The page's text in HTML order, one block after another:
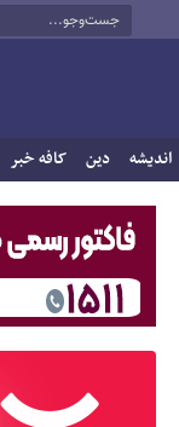
اندیشه دین کافه خبر